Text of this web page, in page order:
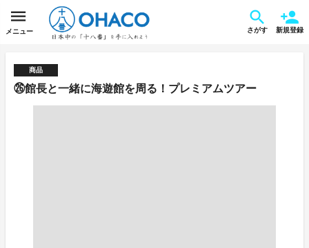
メニュー さがす 新規登録
商品
㉖館長と一緒に海遊館を周る！プレミアムツアー